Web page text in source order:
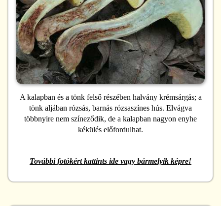
A kalapban és a tönk felső részében halvány krémsárgás; a
tönk aljában rózsás, barnás rózsaszínes hús. Elvágva
többnyire nem színeződik, de a kalapban nagyon enyhe
kékülés előfordulhat.
További fotókért kattints ide vagy bármelyik képre!